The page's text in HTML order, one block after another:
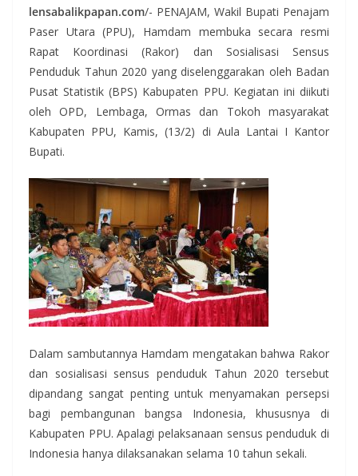
lensabalikpapan.com/- PENAJAM, Wakil Bupati Penajam
Paser Utara (PPU), Hamdam membuka secara resmi
Rapat Koordinasi (Rakor) dan Sosialisasi Sensus
Penduduk Tahun 2020 yang diselenggarakan oleh Badan
Pusat Statistik (BPS) Kabupaten PPU. Kegiatan ini diikuti
oleh OPD, Lembaga, Ormas dan Tokoh masyarakat
Kabupaten PPU, Kamis, (13/2) di Aula Lantai I Kantor
Bupati.
Dalam sambutannya Hamdam mengatakan bahwa Rakor
dan sosialisasi sensus penduduk Tahun 2020 tersebut
dipandang sangat penting untuk menyamakan persepsi
bagi pembangunan bangsa Indonesia, khususnya di
Kabupaten PPU. Apalagi pelaksanaan sensus penduduk di
Indonesia hanya dilaksanakan selama 10 tahun sekali.